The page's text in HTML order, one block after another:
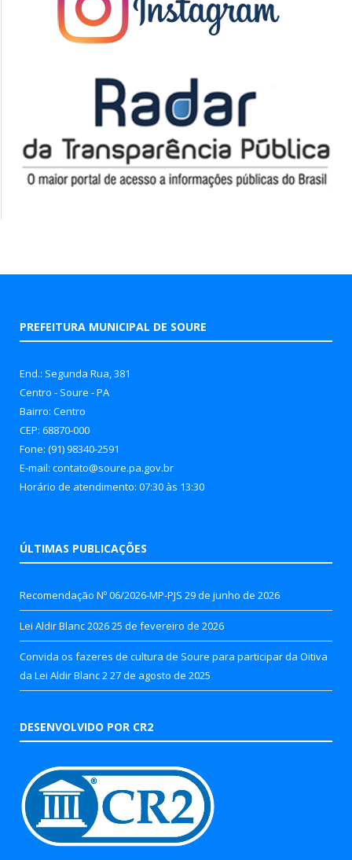
PREFEITURA MUNICIPAL DE SOURE
End.: Segunda Rua, 381
Centro - Soure - PA
Bairro: Centro
CEP: 68870-000
Fone: (91) 98340-2591
E-mail: contato@soure.pa.gov.br
Horário de atendimento: 07:30 às 13:30
ÚLTIMAS PUBLICAÇÕES
Recomendação Nº 06/2026-MP-PJS 29 de junho de 2026
Lei Aldir Blanc 202625 de fevereiro de 2026
Convida os fazeres de cultura de Soure para participar da Oitiva
da Lei Aldir Blanc 227 de agosto de 2025
DESENVOLVIDO POR CR2